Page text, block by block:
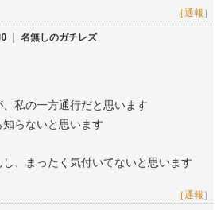
［通報］
｜ 名無しのガチレズ
私の一方通行だと思います
らないと思います
、まったく気付いてないと思います
［通報］